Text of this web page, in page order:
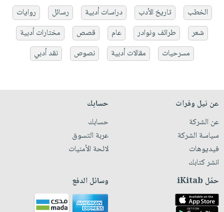
الخطب
تاريخ الأدب دراسات أدبية رسائل
روايات
شعر
طرائف ونوادر عام قصص
مختارات أدبية
مسرحيات
مقالات أدبية نصوص نقد أدبي
عن نيل وفرات
عن الشركة
سياسة الشركة
فيديوهات
انشر كتابك
حسابك
حسابك
عربة التسوق
لائحة الأمنيات
حمّل iKitab وسائل الدفع